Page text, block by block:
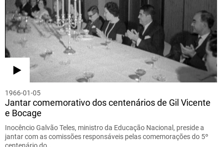
1966-01-05
Jantar comemorativo dos centenários de Gil Vicente
e Bocage
Inocêncio Galvão Teles, ministro da Educação Nacional, preside a
jantar com as comissões responsáveis pelas comemorações do 5º